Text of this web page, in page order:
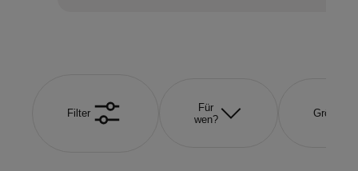
Filter
Für
wen?
Größe